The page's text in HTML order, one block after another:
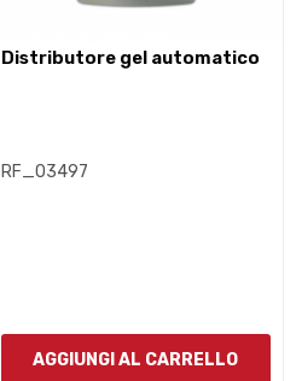
distributore gel automatico
RF_03497
AGGIUNGI AL CARRELLO